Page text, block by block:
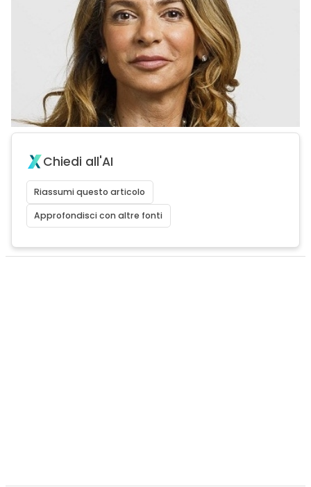
Chiedi all'AI
Riassumi questo articolo
Approfondisci con altre fonti